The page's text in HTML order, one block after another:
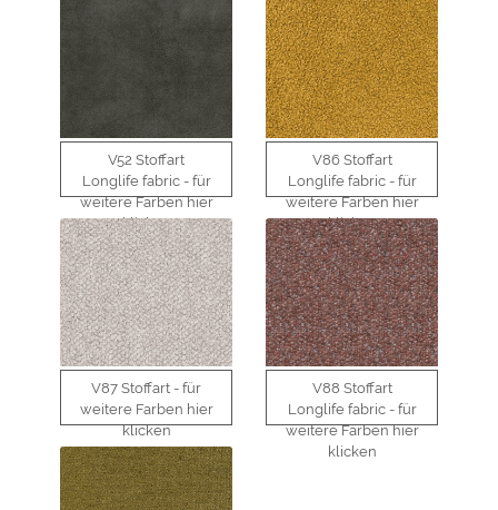
V52 Stoffart
Longlife fabric - für
weitere Farben hier
klicken
V86 Stoffart
Longlife fabric - für
weitere Farben hier
klicken
V87 Stoffart - für
weitere Farben hier
klicken
V88 Stoffart
Longlife fabric - für
weitere Farben hier
klicken